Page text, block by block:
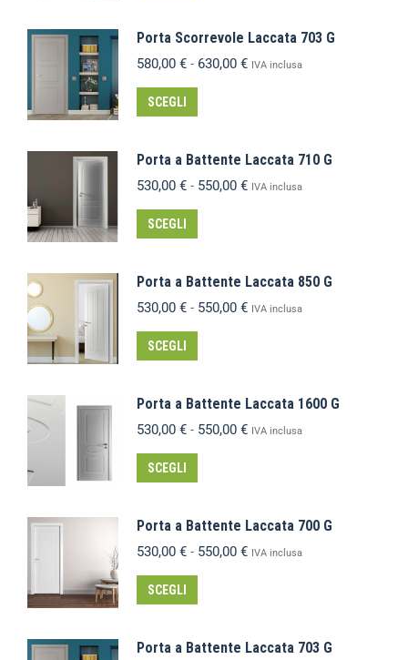
Porta Scorrevole Laccata 703 G
580,00 € - 630,00 € IVA inclusa
SCEGLI
Porta a Battente Laccata 710 G
530,00 € - 550,00 € IVA inclusa
SCEGLI
Porta a Battente Laccata 850 G
530,00 € - 550,00 € IVA inclusa
SCEGLI
Porta a Battente Laccata 1600 G
530,00 € - 550,00 € IVA inclusa
SCEGLI
Porta a Battente Laccata 700 G
530,00 € - 550,00 € IVA inclusa
SCEGLI
Porta a Battente Laccata 703 G